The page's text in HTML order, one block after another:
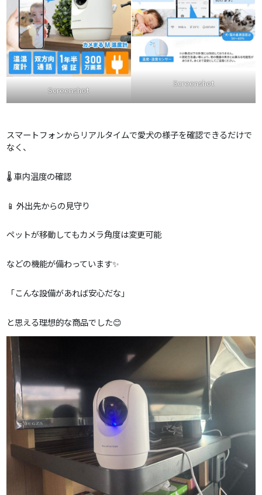
Screenshot
Screenshot
スマートフォンからリアルタイムで愛犬の様子を確認できるだけで
なく、
🌡️ 車内温度の確認
📱 外出先からの見守り
ペットが移動してもカメラ角度は変更可能
などの機能が備わっています✨
「こんな設備があれば安心だな」
と思える理想的な商品でした😊